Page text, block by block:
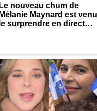
Le nouveau chum de
Mélanie Maynard est venu
le surprendre en direct